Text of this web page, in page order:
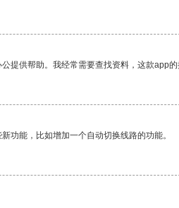
提供帮助。我经常需要查找资料，这款app
功能，比如增加一个自动切换线路的功能。